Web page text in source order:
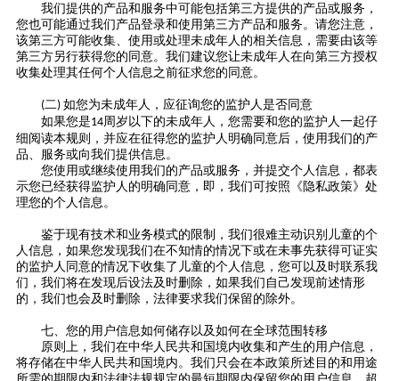
我们提供的产品和服务中可能包括第三方提供的产品或服务，
您也可能通过我们产品登录和使用第三方产品和服务。请您注意，
该第三方可能收集、使用或处理未成年人的相关信息，需要由该等
第三方另行获得您的同意。我们建议您让未成年人在向第三方授权
收集处理其任何个人信息之前征求您的同意。
(二) 如您为未成年人，应征询您的监护人是否同意
如果您是14周岁以下的未成年人，您需要和您的监护人一起仔
细阅读本规则，并应在征得您的监护人明确同意后，使用我们的产
品、服务或向我们提供信息。
您使用或继续使用我们的产品或服务，并提交个人信息，都表
示您已经获得监护人的明确同意，即，我们可按照《隐私政策》处
理您的个人信息。
鉴于现有技术和业务模式的限制，我们很难主动识别儿童的个
人信息，如果您发现我们在不知情的情况下或在未事先获得可证实
的监护人同意的情况下收集了儿童的个人信息，您可以及时联系我
们，我们将在发现后设法及时删除，如果我们自己发现前述情形
的，我们也会及时删除，法律要求我们保留的除外。
七、您的用户信息如何储存以及如何在全球范围转移
原则上，我们在中华人民共和国境内收集和产生的用户信息，
将存储在中华人民共和国境内。我们只会在本政策所述目的和用途